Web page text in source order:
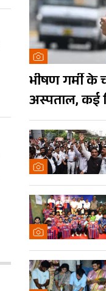
भीषण गर्मी
अस्पताल, कई
दुनिया का